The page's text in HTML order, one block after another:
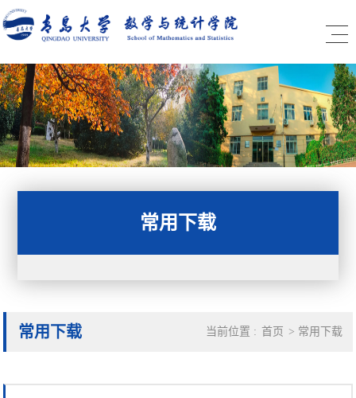
常用下载
常用下载 当前位置 : 首页 > 常用下载